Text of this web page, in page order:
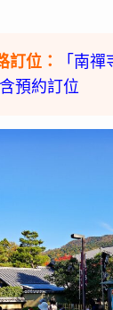
訂位：
「南
預約訂位